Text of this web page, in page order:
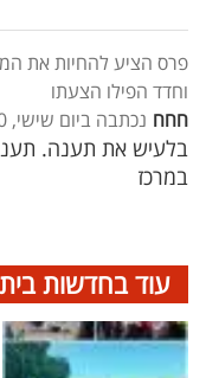
פרס הציע להחיות את
וחדד הפילו הצעתו
חחח נכתבה ביום שישי, 20 ביולי 2018, 05:54
בלעיש את תענה.
במרכז
עוד בחדשות